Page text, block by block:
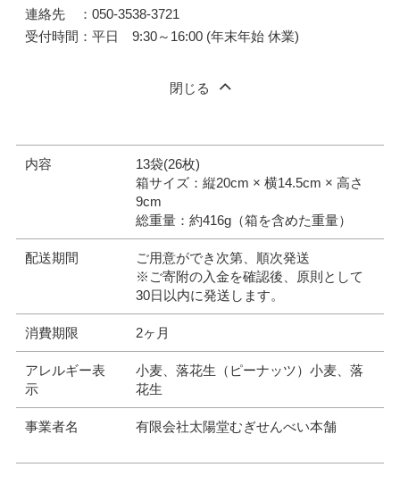
連絡先 ：050-3538-3721
受付時間：平日 9:30～16:00 (年末年始 休業)
閉じる
内容
13袋(26枚)
箱サイズ：縦20cm × 横14.5cm × 高さ
9cm
総重量：約416g（箱を含めた重量）
配送期間
ご用意ができ次第、順次発送
※ご寄附の入金を確認後、原則として
30日以内に発送します。
消費期限 2ヶ月
アレルギー表
示
小麦、落花生（ピーナッツ）小麦、落
花生
事業者名 有限会社太陽堂むぎせんべい本舗